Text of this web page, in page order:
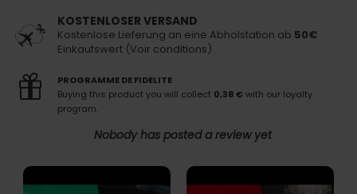
KOSTENLOSER VERSAND
Kostenlose Lieferung an eine Abholstation ab 50€
Einkaufswert (Voir conditions)
PROGRAMME DE FIDELITE
Buying this product you will collect 0,38 € with our loyalty
program.
Nobody has posted a review yet